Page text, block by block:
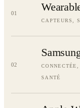
01
CAPTEURS,
02
SANTÉ